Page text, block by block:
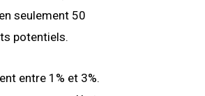
seulement 50
potentiels.
entre 1% et 3%.